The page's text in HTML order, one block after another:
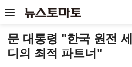
문 대통령 "한국 원전
디의 최적 파트너"